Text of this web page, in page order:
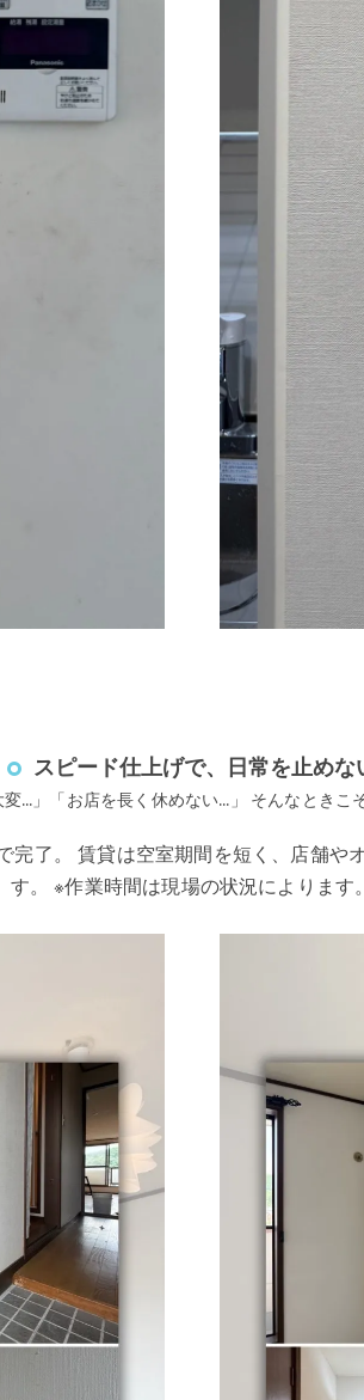
スピード仕上げで、日常を止めな
変…」「お店を長く休めない…」 そんなときこ
完了。 賃貸は空室期間を短く、店舗
す。 ※作業時間は現場の状況によります。